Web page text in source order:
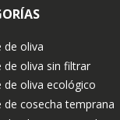
de oliva
de oliva sin filtrar
de oliva ecológico
de cosecha temprana